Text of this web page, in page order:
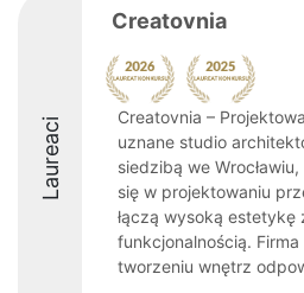
Laureaci
Creatovnia
Creatovnia –
uznane studio
siedzibą we
się w projektowaniu
łączą wysoką estetykę
funkcjonalnością. Firma
tworzeniu wnętrz